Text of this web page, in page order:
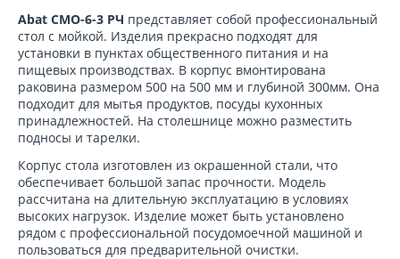
Abat СМО-6-3 РЧ представляет собой профессиональный
стол с мойкой. Изделия прекрасно подходят для
установки в пунктах общественного питания и на
пищевых производствах. В корпус вмонтирована
раковина размером 500 на 500 мм и глубиной 300мм. Она
подходит для мытья продуктов, посуды кухонных
принадлежностей. На столешнице можно разместить
подносы и тарелки.
Корпус стола изготовлен из окрашенной стали, что
обеспечивает большой запас прочности. Модель
рассчитана на длительную эксплуатацию в условиях
высоких нагрузок. Изделие может быть установлено
рядом с профессиональной посудомоечной машиной и
пользоваться для предварительной очистки.